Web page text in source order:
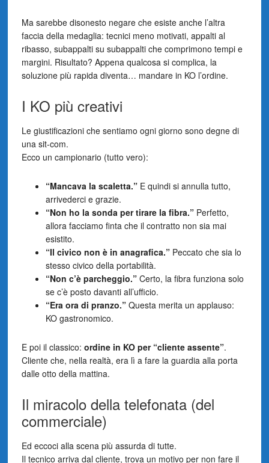
Ma sarebbe disonesto negare che esiste anche l’altra
faccia della medaglia: tecnici meno motivati, appalti al
ribasso, subappalti su subappalti che comprimono tempi e
margini. Risultato? Appena qualcosa si complica, la
soluzione più rapida diventa… mandare in KO l’ordine.
I KO più creativi
Le giustificazioni che sentiamo ogni giorno sono degne di
una sit-com.
Ecco un campionario (tutto vero):
“Mancava la scaletta.”E quindi si annulla tutto,
arrivederci e grazie.
“Non ho la sonda per tirare la fibra.”Perfetto,
allora facciamo finta che il contratto non sia mai
esistito.
“Il civico non è in anagrafica.”Peccato che sia lo
stesso civico della portabilità.
“Non c’è parcheggio.”Certo, la fibra funziona solo
se c’è posto davanti all’ufficio.
“Era ora di pranzo.”Questa merita un applauso:
KO gastronomico.
E poi il classico: ordine in KO per “cliente assente”.
Cliente che, nella realtà, era lì a fare la guardia alla porta
dalle otto della mattina.
Il miracolo della telefonata (del
commerciale)
Ed eccoci alla scena più assurda di tutte.
Il tecnico arriva dal cliente, trova un motivo per non fare il